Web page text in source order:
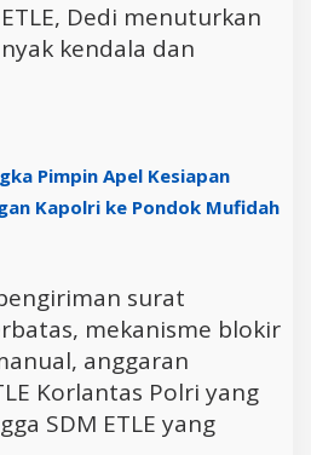
Dedi menuturkan
kendala dan
Pimpin Apel Kesiapan
Kapolri ke Pondok Mufidah
surat
mekanisme blokir
anggaran
Korlantas Polri yang
SDM ETLE yang